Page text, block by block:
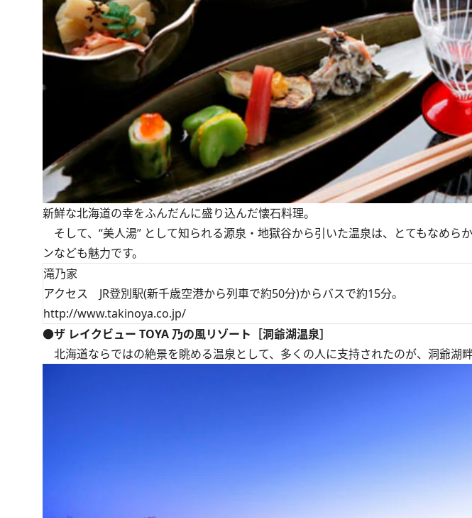
新鮮な北海道の幸をふんだんに盛り込んだ懐石料理。
そして、“美人湯” として知られる源泉・地獄谷から引いた温泉は、とてもなめら
ンなども魅力です。
滝乃家
アクセス JR登別駅(新千歳空港から列車で約50分)からバスで約15分。
http://www.takinoya.co.jp/
●ザ レイクビュー TOYA 乃の風リゾート［洞爺湖温泉］
北海道ならではの絶景を眺める温泉として、多くの人に支持されたのが、洞爺湖